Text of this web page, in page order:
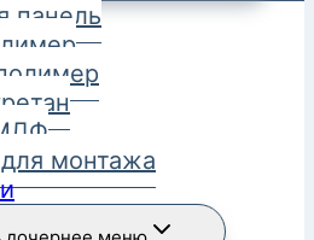
панель
монтажа